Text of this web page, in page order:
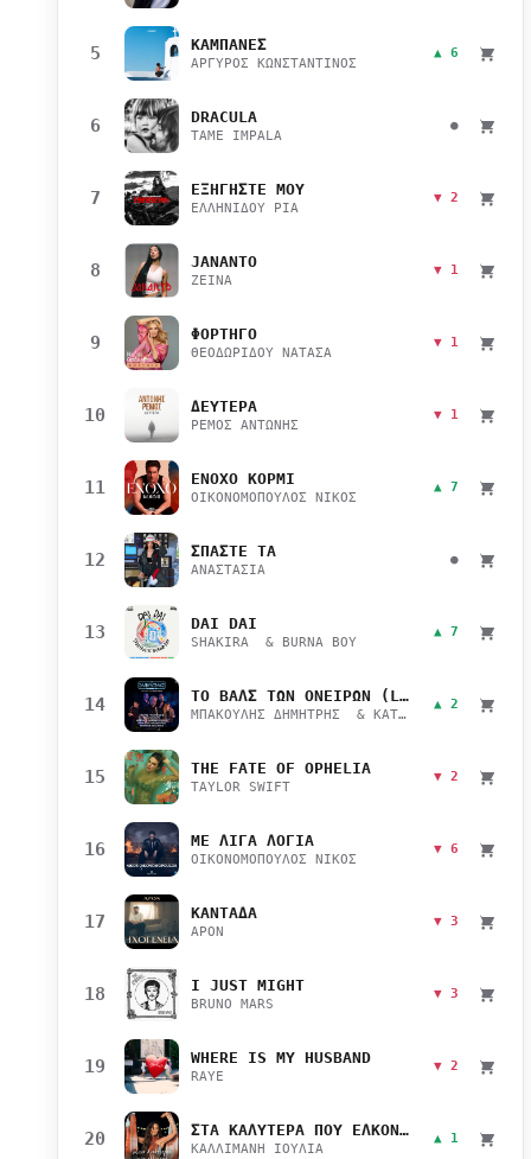
5 ΚΑΜΠΑΝΕΣ
ΑΡΓΥΡΟΣ ΚΩΝΣΤΑΝΤΙΝΟΣ
▲ 6
6 DRACULA
TAME IMPALA
●
7 ΕΞΗΓΗΣΤΕ ΜΟΥ
ΕΛΛΗΝΙΔΟΥ ΡΙΑ
▼ 2
8 JANANTO
ZEINA
▼ 1
9 ΦΟΡΤΗΓΟ
ΘΕΟΔΩΡΙΔΟΥ ΝΑΤΑΣΑ
▼ 1
10 ΔΕΥΤΕΡΑ
ΡΕΜΟΣ ΑΝΤΩΝΗΣ
▼ 1
11 ΕΝΟΧΟ ΚΟΡΜΙ
ΟΙΚΟΝΟΜΟΠΟΥΛΟΣ ΝΙΚΟΣ
▲ 7
12 ΣΠΑΣΤΕ ΤΑ
ΑΝΑΣΤΑΣΙΑ
●
13 DAI DAI
SHAKIRA & BURNA BOY
▲ 7
14 ΤΟ ΒΑΛΣ ΤΩΝ ΟΝΕΙΡΩΝ (LIVE)
ΜΠΑΚΟΥΛΗΣ ΔΗΜΗΤΡΗΣ & ΚΑΤΣΙΜΙΧΑ ΜΑΡΙΑΝΑ
▲ 2
15 THE FATE OF OPHELIA
TAYLOR SWIFT
▼ 2
16 ΜΕ ΛΙΓΑ ΛΟΓΙΑ
ΟΙΚΟΝΟΜΟΠΟΥΛΟΣ ΝΙΚΟΣ
▼ 6
17 ΚΑΝΤΑΔΑ
APON
▼ 3
18 I JUST MIGHT
BRUNO MARS
▼ 3
19 WHERE IS MY HUSBAND
RAYE
▼ 2
20 ΣΤΑ ΚΑΛΥΤΕΡΑ ΠΟΥ ΕΛΚΟΝΤΑΙ
ΚΑΛΛΙΜΑΝΗ ΙΟΥΛΙΑ
▲ 1